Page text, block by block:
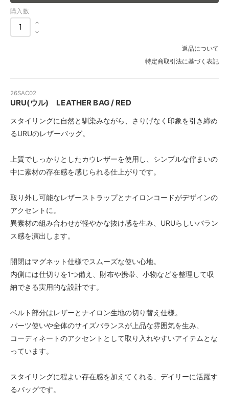
購入数
返品について
特定商取引法に基づく表記
26SAC02
URU(ウル) LEATHER BAG / RED
スタイリングに自然と馴染みながら、さりげなく印象を引き締め
るURUのレザーバッグ。
上質でしっかりとしたカウレザーを使用し、シンプルな佇まいの
中に素材の存在感を感じられる仕上がりです。
取り外し可能なレザーストラップとナイロンコードがデザインの
アクセントに。
異素材の組み合わせが軽やかな抜け感を生み、URUらしいバラン
ス感を演出します。
開閉はマグネット仕様でスムーズな使い心地。
内側には仕切りを1つ備え、財布や携帯、小物などを整理して収
納できる実用的な設計です。
ベルト部分はレザーとナイロン生地の切り替え仕様。
パーツ使いや全体のサイズバランスが上品な雰囲気を生み、
コーディネートのアクセントとして取り入れやすいアイテムとな
っています。
スタイリングに程よい存在感を加えてくれる、デイリーに活躍す
るバッグです。